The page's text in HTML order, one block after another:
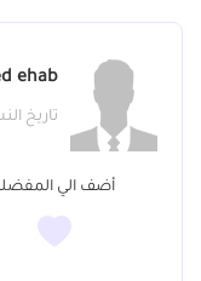
ehab
تاريخ النشر :
أضف الي